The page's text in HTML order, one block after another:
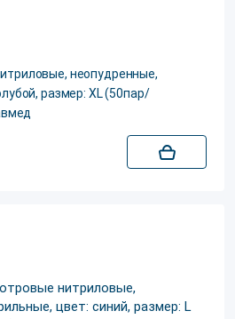
неопудренные,
размер: XL (50пар/